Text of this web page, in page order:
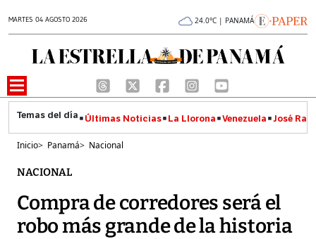
MARTES 04 AGOSTO 2026 24.0°C | PANAMÁ
Últimas Noticias La Llorona Venezuela José
Inicio> Panamá> Nacional
NACIONAL
Compra de corredores será el
robo más grande de la historia